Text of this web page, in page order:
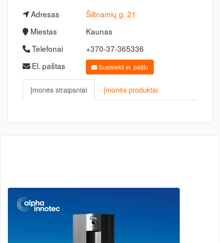
Adresas
Šiltnamių g. 21
Miestas
Kaunas
Telefonai
+370-37-365336
El. paštas
Susisiekti el. paštu
Įmonės straipsniai Įmonės produktai